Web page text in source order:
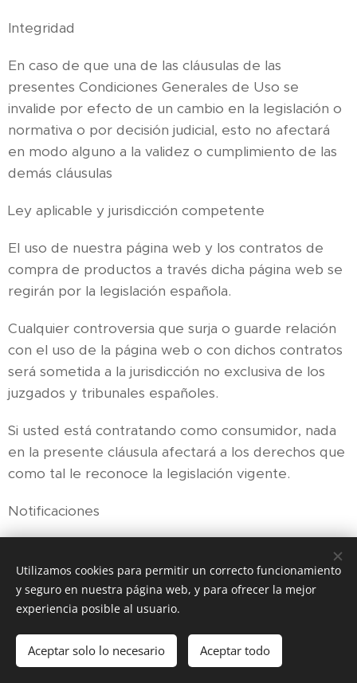
Integridad
En caso de que una de las cláusulas de las
presentes Condiciones Generales de Uso se
invalide por efecto de un cambio en la legislación o
normativa o por decisión judicial, esto no afectará
en modo alguno a la validez o cumplimiento de las
demás cláusulas
Ley aplicable y jurisdicción competente
El uso de nuestra página web y los contratos de
compra de productos a través dicha página web se
regirán por la legislación española.
Cualquier controversia que surja o guarde relación
con el uso de la página web o con dichos contratos
será sometida a la jurisdicción no exclusiva de los
juzgados y tribunales españoles.
Si usted está contratando como consumidor, nada
en la presente cláusula afectará a los derechos que
como tal le reconoce la legislación vigente.
Notificaciones
Salvo indicación en contrario, todas las
notificaciones, requerimientos, acuerdos,
consentimientos, aceptaciones, aprobaciones o
conformidad con lo dispuesto en las presentes
Condiciones Generales o que, de una u otra forma,
Utilizamos cookies para permitir un correcto funcionamiento
y seguro en nuestra página web, y para ofrecer la mejor
experiencia posible al usuario.
Aceptar solo lo necesario Aceptar todo